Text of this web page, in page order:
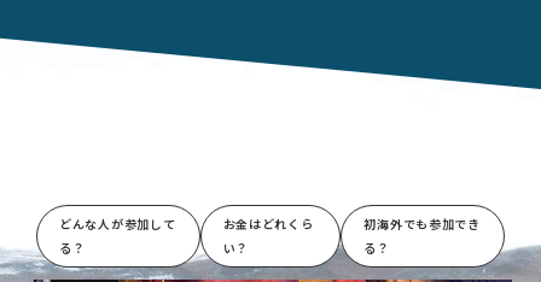
どんな人が参加して
る？
お金はどれくら
い？
初海外でも参加でき
る？